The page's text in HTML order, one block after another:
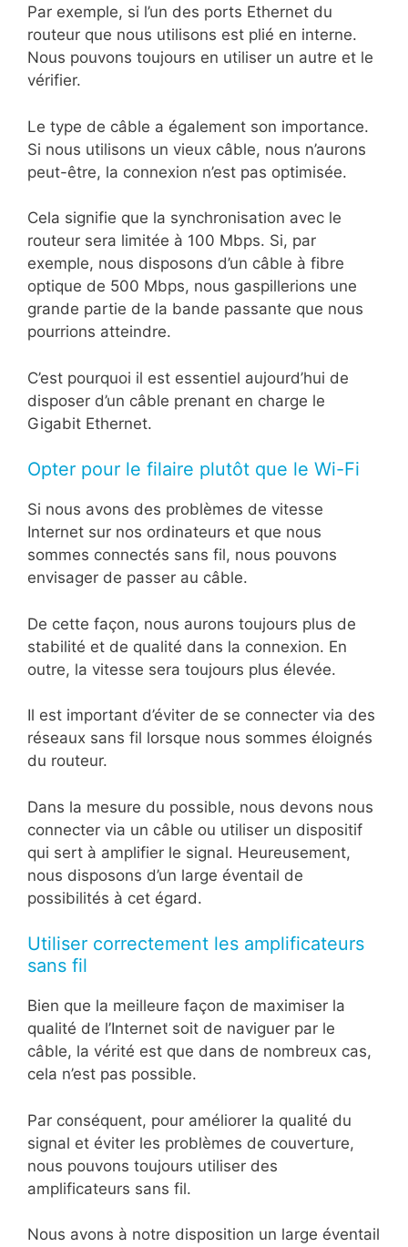
Par exemple, si l’un des ports Ethernet du
routeur que nous utilisons est plié en interne.
Nous pouvons toujours en utiliser un autre et le
vérifier.
Le type de câble a également son importance.
Si nous utilisons un vieux câble, nous n’aurons
peut-être, la connexion n’est pas optimisée.
Cela signifie que la synchronisation avec le
routeur sera limitée à 100 Mbps. Si, par
exemple, nous disposons d’un câble à fibre
optique de 500 Mbps, nous gaspillerions une
grande partie de la bande passante que nous
pourrions atteindre.
C’est pourquoi il est essentiel aujourd’hui de
disposer d’un câble prenant en charge le
Gigabit Ethernet.
Opter pour le filaire plutôt que le Wi-Fi
Si nous avons des problèmes de vitesse
Internet sur nos ordinateurs et que nous
sommes connectés sans fil, nous pouvons
envisager de passer au câble.
De cette façon, nous aurons toujours plus de
stabilité et de qualité dans la connexion. En
outre, la vitesse sera toujours plus élevée.
Il est important d’éviter de se connecter via des
réseaux sans fil lorsque nous sommes éloignés
du routeur.
Dans la mesure du possible, nous devons nous
connecter via un câble ou utiliser un dispositif
qui sert à amplifier le signal. Heureusement,
nous disposons d’un large éventail de
possibilités à cet égard.
Utiliser correctement les amplificateurs
sans fil
Bien que la meilleure façon de maximiser la
qualité de l’Internet soit de naviguer par le
câble, la vérité est que dans de nombreux cas,
cela n’est pas possible.
Par conséquent, pour améliorer la qualité du
signal et éviter les problèmes de couverture,
nous pouvons toujours utiliser des
amplificateurs sans fil.
Nous avons à notre disposition un large éventail